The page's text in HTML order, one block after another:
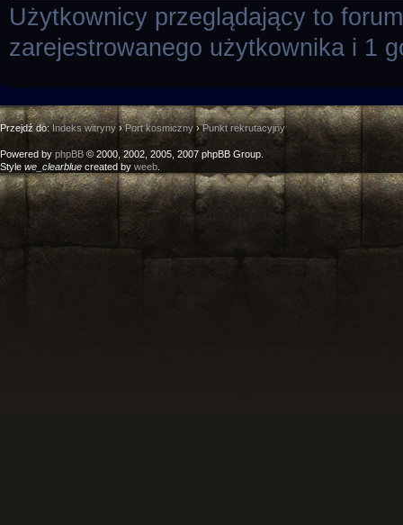
Użytkownicy przeglądający to
zarejestrowanego użytkownika i 1
Przejdź do:Indeks witryny›Port kosmiczny›Punkt rekrutacyjny
Powered by phpBB © 2000, 2002, 2005, 2007 phpBB Group.
Style we_clearblue created by weeb